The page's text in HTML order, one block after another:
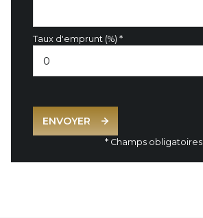
Taux d'emprunt (%) *
ENVOYER
* Champs obligatoires